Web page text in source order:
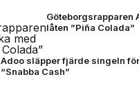
Göteborgsrapparen
låten ”Piña Colada”
Adoo släpper fjärde singeln
“Snabba Cash”